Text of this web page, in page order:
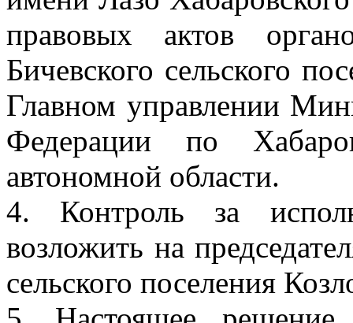
правовых актов
Бичевского сельского
Главном управлении
Федерации по
автономной области.
4. Контроль за
возложить на
сельского поселения